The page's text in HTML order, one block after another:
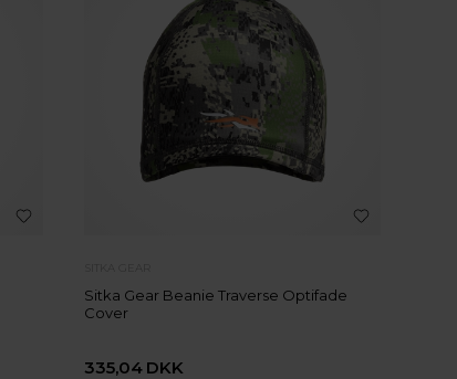
Sitka Gear Beanie Traverse Optifade
Cover
335,04 DKK